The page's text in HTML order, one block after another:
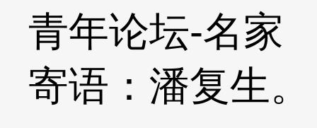
青年论坛-名家
寄语：潘复生。